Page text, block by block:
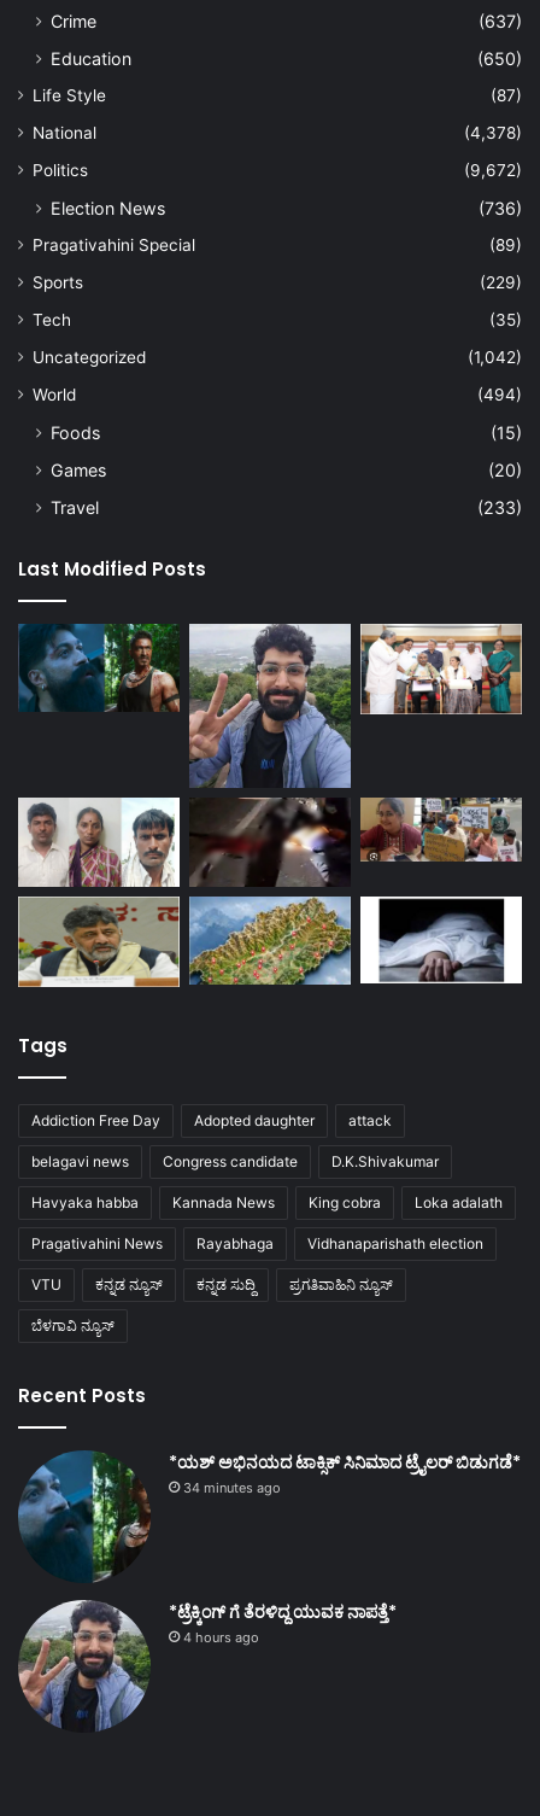
Crime
(637)
Education
(650)
Life Style
(87)
National
(4,378)
Politics
(9,672)
Election News (736)
Pragativahini Special
(89)
Sports
(229)
Tech
(35)
Uncategorized
(1,042)
World
(494)
Foods
(15)
Games
(20)
Travel
(233)
Last Modified Posts
Tags
Addiction Free Day Adopted daughter attack
belagavi news Congress candidate D.K.Shivakumar
Havyaka habba Kannada News King cobra Loka adalath
Pragativahini News Rayabhaga Vidhanaparishath election
VTU ಕನ್ನಡ ನ್ಯೂಸ್ ಕನ್ನಡ ಸುದ್ದಿ ಪ್ರಗತಿವಾಹಿನಿ ನ್ಯೂಸ್
ಬೆಳಗಾವಿ ನ್ಯೂಸ್
Recent Posts
*ಯಶ್ ಅಭಿನಯದ ಟಾಕ್ಸಿಕ್ ಸಿನಿಮಾದ ಟ್ರೈಲರ್ ಬಿಡುಗಡೆ*
34 minutes ago
*ಟ್ರೆಕ್ಕಿಂಗ್ ಗೆ ತೆರಳಿದ್ದ ಯುವಕ ನಾಪತ್ತೆ*
4 hours ago